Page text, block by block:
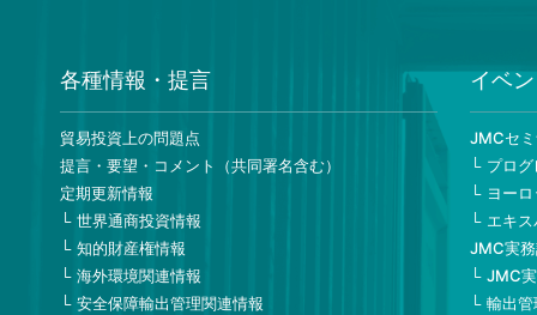
各種情報・提言
貿易投資上の問題点
提言・要望・コメント（共同署名含む）
定期更新情報
世界通商投資情報
知的財産権情報
海外環境関連情報
安全保障輸出管理関連情報
イベ
JMCセ
プロ
ヨー
エキ
JMC実
JMC
輸出